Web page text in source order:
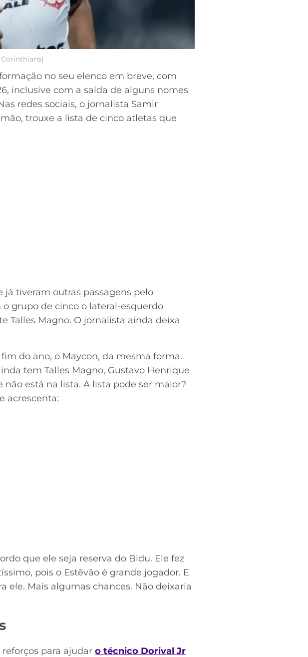
no seu elenco em breve, com
inclusive com a saída de alguns nomes
redes sociais, o jornalista Samir
trouxe a lista de cinco atletas que
já tiveram outras passagens pelo
grupo de cinco o lateral-esquerdo
Talles Magno. O jornalista ainda deixa
do ano, o Maycon, da mesma forma.
tem Talles Magno, Gustavo Henrique
está na lista. A lista pode ser maior?
acrescenta:
que ele seja reserva do Bidu. Ele fez
pois o Estêvão é grande jogador. E
Mais algumas chances. Não deixaria
para ajudar o técnico Dorival Jr